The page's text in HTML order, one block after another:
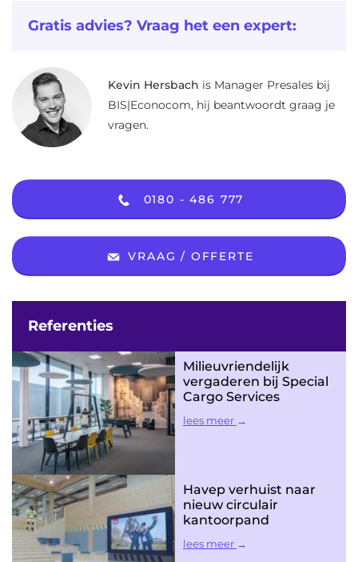
Gratis advies? Vraag het een expert:
Kevin Hersbach is Manager Presales bij
BIS|Econocom, hij beantwoordt graag je
vragen.
0180 - 486 777
VRAAG / OFFERTE
Referenties
Milieuvriendelijk
vergaderen bij Special
Cargo Services
lees meer
Havep verhuist naar
nieuw circulair
kantoorpand
lees meer